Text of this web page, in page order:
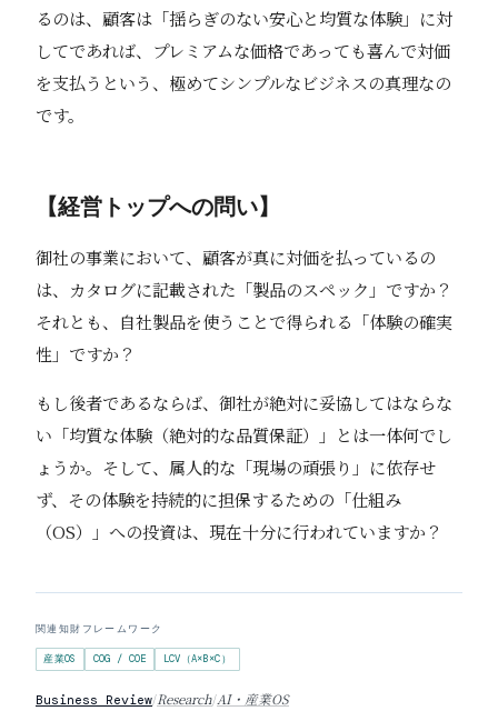
るのは、顧客は「揺らぎのない安心と均質な体験」に対
してであれば、プレミアムな価格であっても喜んで対価
を支払うという、極めてシンプルなビジネスの真理なの
です。
【経営トップへの問い】
御社の事業において、顧客が真に対価を払っているの
は、カタログに記載された「製品のスペック」ですか？
それとも、自社製品を使うことで得られる「体験の確実
性」ですか？
もし後者であるならば、御社が絶対に妥協してはならな
い「均質な体験（絶対的な品質保証）」とは一体何でし
ょうか。そして、属人的な「現場の頑張り」に依存せ
ず、その体験を持続的に担保するための「仕組み
（OS）」への投資は、現在十分に行われていますか？
関連知財フレームワーク
産業OS COG / COE LCV（A×B×C）
Business Review/Research/AI・産業OS